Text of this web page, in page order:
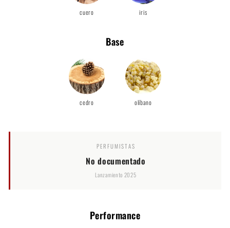
cuero iris
Base
cedro olíbano
PERFUMISTAS
No documentado
Lanzamiento 2025
Performance